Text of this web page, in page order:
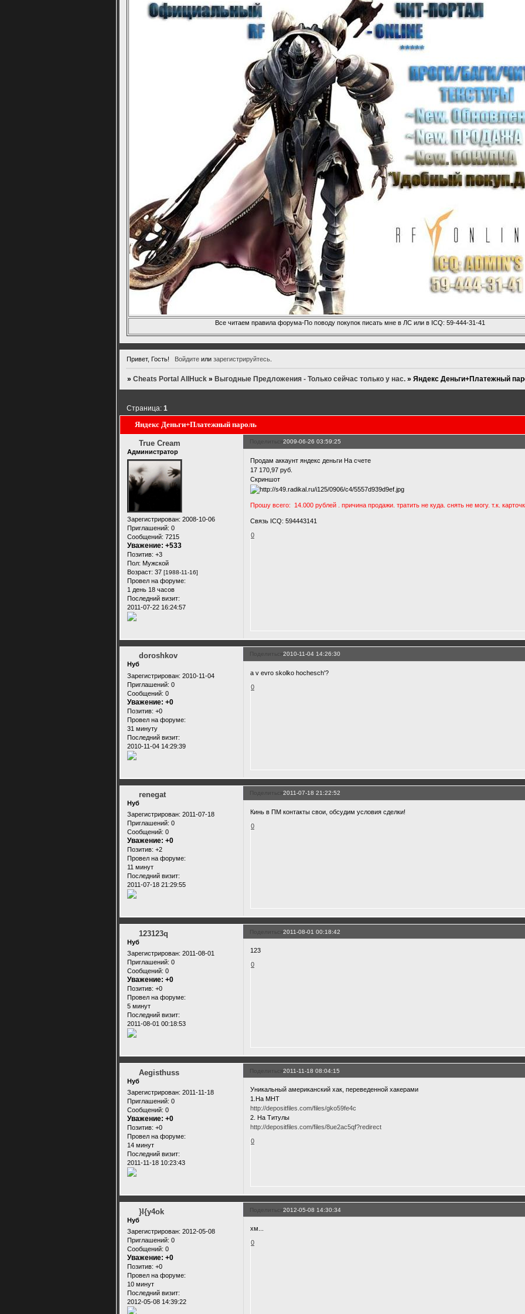
Все читаем правила форума-По поводу покупок писать мне в ЛС или в ICQ: 59-444-31-41
Привет, Гость! Войдитеили зарегистрируйтесь.
»Cheats Portal AllHuck » Выгодные Предложения - Только сейчас только у нас. »Яндекс Деньги+Платежный
Яндекс Деньги+Платежный пароль
Страница:1
Поделиться2009-06-26 03:59:25
True Cream
Администратор
Зарегистрирован: 2008-10-06
Приглашений: 0
Сообщений: 7215
Уважение: +533
Позитив: +3
Пол: Мужской
Возраст: 37 [1988-11-16]
Провел на форуме:
1 день 18 часов
Последний визит:
2011-07-22 16:24:57
Продам аккаунт яндекс деньги На счете
17 170,97 руб.
Скриншот
Прошу всего: 14.000 рублей . причина продажи. тратить не куда. снять не могу. т.к.
Связь ICQ: 594443141
0
Поделиться2010-11-04 14:26:30
doroshkov
Нуб
Зарегистрирован: 2010-11-04
Приглашений: 0
Сообщений: 0
Уважение: +0
Позитив: +0
Провел на форуме:
31 минуту
Последний визит:
2010-11-04 14:29:39
a v evro skolko hochesch'?
0
Поделиться2011-07-18 21:22:52
renegat
Нуб
Зарегистрирован: 2011-07-18
Приглашений: 0
Сообщений: 0
Уважение: +0
Позитив: +2
Провел на форуме:
11 минут
Последний визит:
2011-07-18 21:29:55
Кинь в ПМ контакты свои, обсудим условия сделки!
0
Поделиться2011-08-01 00:18:42
123123q
Нуб
Зарегистрирован: 2011-08-01
Приглашений: 0
Сообщений: 0
Уважение: +0
Позитив: +0
Провел на форуме:
5 минут
Последний визит:
2011-08-01 00:18:53
123
0
Поделиться2011-11-18 08:04:15
Aegisthuss
Нуб
Зарегистрирован: 2011-11-18
Приглашений: 0
Сообщений: 0
Уважение: +0
Позитив: +0
Провел на форуме:
14 минут
Последний визит:
2011-11-18 10:23:43
Уникальный американский хак, переведенной хакерами
1.На МНТ
http://depositfiles.com/files/gko59fe4c
2. На Титулы
http://depositfiles.com/files/8ue2ac5qf?redirect
0
Поделиться2012-05-08 14:30:34
}I{y4ok
Нуб
Зарегистрирован: 2012-05-08
Приглашений: 0
Сообщений: 0
Уважение: +0
Позитив: +0
Провел на форуме:
10 минут
Последний визит:
2012-05-08 14:39:22
хм...
0